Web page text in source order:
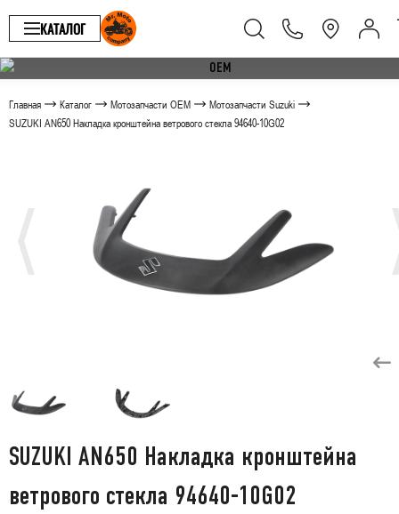
КАТАЛОГ
Главная Каталог Мотозапчасти OEM
Мотозапчасти Suzuki
SUZUKI AN650 Накладка кронштейна ветрового стекла 94640-10G02
SUZUKI AN650 Накладка кронштейна
ветрового стекла 94640-10G02